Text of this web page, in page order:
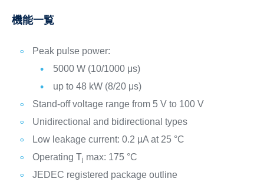
機能一覧
Peak pulse power:
5000 W (10/1000 μs)
up to 48 kW (8/20 μs)
Stand-off voltage range from 5 V to 100 V
Unidirectional and bidirectional types
Low leakage current: 0.2 µA at 25 °C
Operating Tj max: 175 °C
JEDEC registered package outline